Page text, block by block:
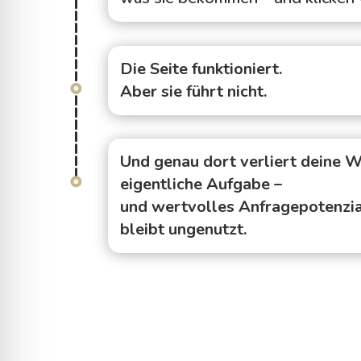
Die Seite funktioniert.
Aber sie führt nicht.
Und genau dort verliert deine
eigentliche Aufgabe –
und wertvolles
bleibt ungenutzt.